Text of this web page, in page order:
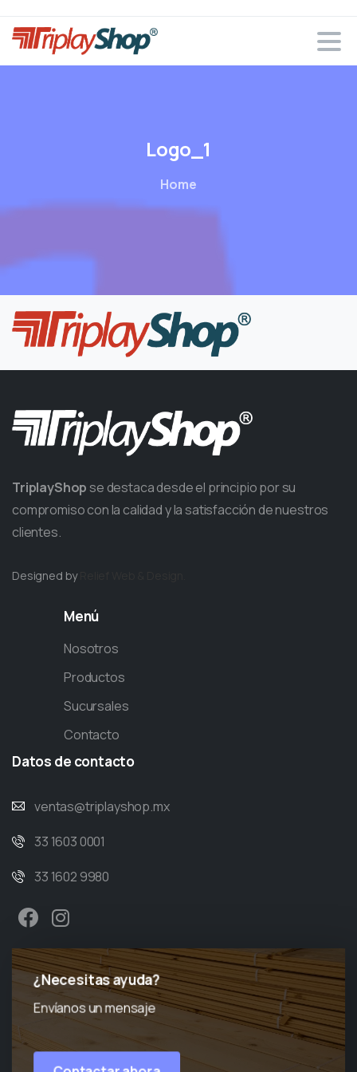
Logo_1
Home
TriplayShop se destaca desde el principio por su
compromiso con la calidad y la satisfacción de nuestros
clientes.
Designed by
Menú
Nosotros
Productos
Sucursales
Contacto
Datos de contacto
ventas@triplayshop.mx
33 1603 0001
33 1602 9980
¿Necesitas ayuda?
Envíanos un mensaje